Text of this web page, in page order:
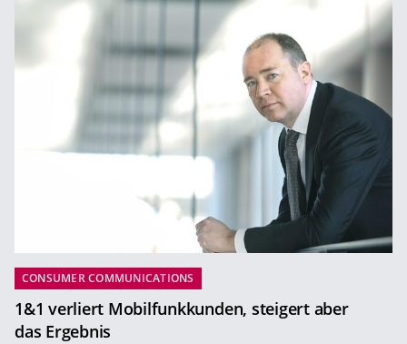
CONSUMER COMMUNICATIONS
1&1 verliert Mobilfunkkunden, steigert aber
das Ergebnis